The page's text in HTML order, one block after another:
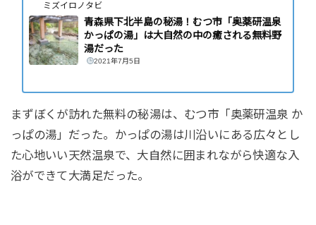
ミズイロノタビ
青森県下北半島の秘湯！むつ市「奥薬研温泉
かっぱの湯」は大自然の中の癒される無料野
湯だった
2021年7月5日
まずぼくが訪れた無料の秘湯は、むつ市「奥薬研温泉 か
っぱの湯」だった。かっぱの湯は川沿いにある広々とし
た心地いい天然温泉で、大自然に囲まれながら快適な入
浴ができて大満足だった。